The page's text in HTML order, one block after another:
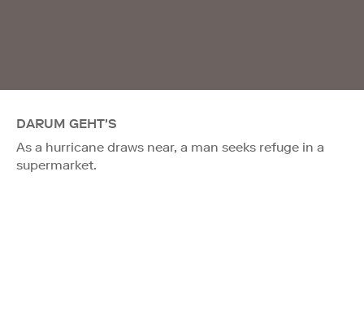
DARUM GEHT'S
As a hurricane draws near, a man seeks refuge in a
supermarket.